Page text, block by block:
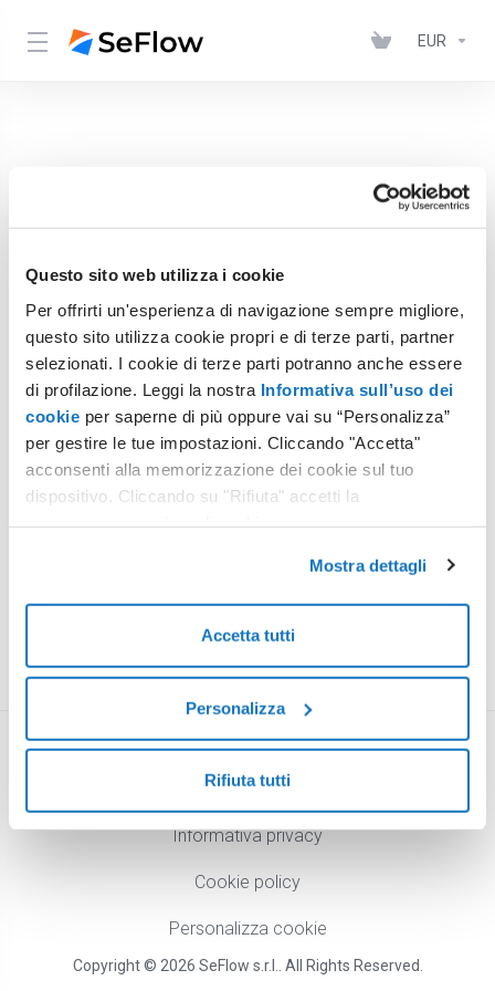
Questo sito web utilizza i cookie
Per offrirti un'esperienza di navigazione sempre migliore,
questo sito utilizza cookie propri e di terze parti, partner
selezionati. I cookie di terze parti potranno anche essere
di profilazione. Leggi la nostra Informativa sull’uso dei
cookie per saperne di più oppure vai su “Personalizza”
per gestire le tue impostazioni. Cliccando "Accetta"
acconsenti alla memorizzazione dei cookie sul tuo
dispositivo. Cliccando su "Rifiuta" accetti la
Mostra dettagli
Accetta tutti
Personalizza
Rifiuta tutti
EUR
You’re almost there! We’re loading
your order.
Please be patient we’re loading product
Copyright © 2026 SeFlow s.r.l.. All Rights Reserved.
English
Informativa privacy
Cookie policy
Personalizza cookie